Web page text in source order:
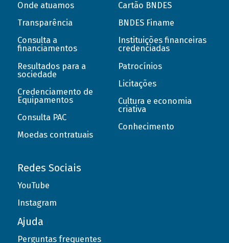
Onde atuamos
Transparência
Consulta a
financiamentos
Resultados para a
sociedade
Credenciamento de
Equipamentos
Consulta PAC
Moedas contratuais
Cartão BNDES
BNDES Finame
Instituições financeiras
credenciadas
Patrocínios
Licitações
Cultura e economia
criativa
Conhecimento
Redes Sociais
YouTube
Instagram
Ajuda
Perguntas frequentes